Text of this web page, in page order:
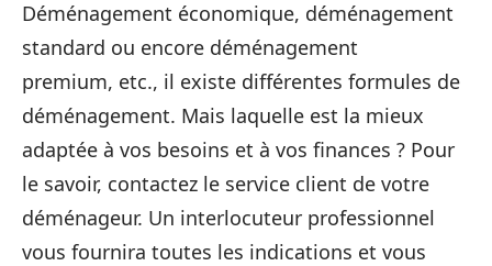
Déménagement économique, déménagement
standard ou encore déménagement
premium, etc., il existe différentes formules de
déménagement. Mais laquelle est la mieux
adaptée à vos besoins et à vos finances ? Pour
le savoir, contactez le service client de votre
déménageur. Un interlocuteur professionnel
vous fournira toutes les indications et vous